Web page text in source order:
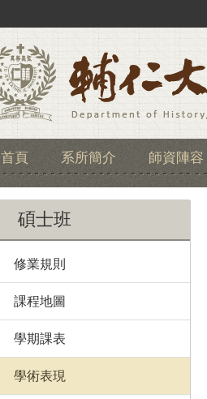
首頁 系所簡介 師資陣容
碩士班
修業規則
課程地圖
學期課表
學術表現